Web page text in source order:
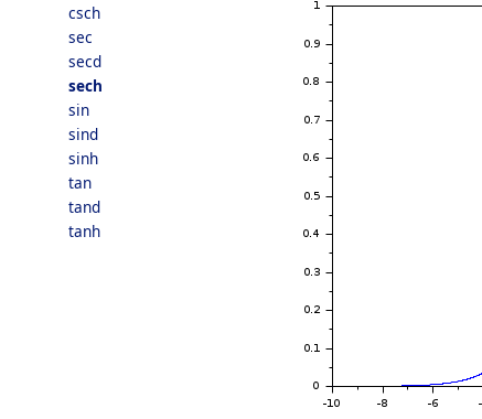
csch
sec
secd
sech
sin
sind
sinh
tan
tand
tanh